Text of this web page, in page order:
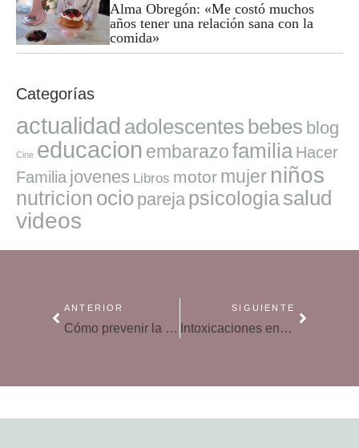
Alma Obregón: «Me costó muchos
años tener una relación sana con la
comida»
Categorías
actualidad adolescentes bebes blog
Cine educacion embarazofamilia Hacer
Familia jovenes Libros motor mujer niños
nutricion ocio pareja psicologiasalud
videos
ANTERIOR
Cómo prevenir la conjuntivitis
SIGUIENTE
Intoxicaciones en bebés y niños